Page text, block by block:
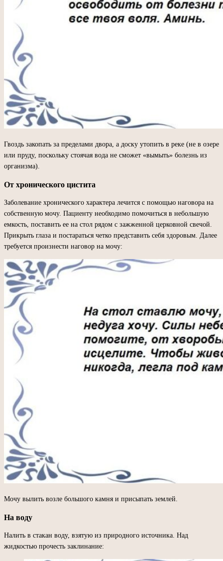
Гвоздь закопать за пределами двора, а доску утопить в реке (не в озере
или пруду, поскольку стоячая вода не сможет «вымыть» болезнь из
организма).
От хронического цистита
Заболевание хронического характера лечится с помощью наговора на
собственную мочу. Пациенту необходимо помочиться в небольшую
емкость, поставить ее на стол рядом с зажженной церковной свечой.
Прикрыть глаза и постараться четко представить себя здоровым. Далее
требуется произнести наговор на мочу:
Мочу вылить возле большого камня и присыпать землей.
На воду
Налить в стакан воду, взятую из природного источника. Над
жидкостью прочесть заклинание: